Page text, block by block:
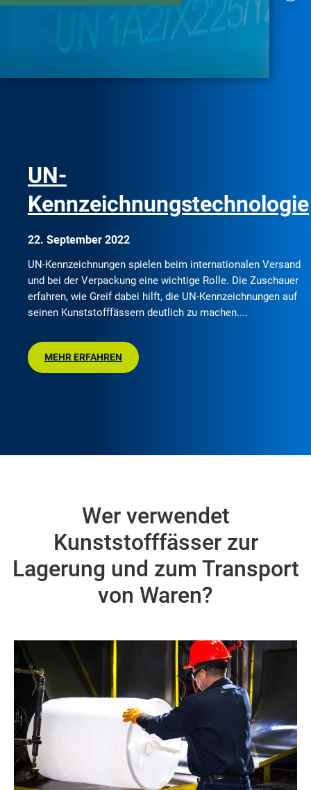
UN-
Kennzeichnungstechnologie
22. September 2022
UN-Kennzeichnungen spielen beim internationalen Versand
und bei der Verpackung eine wichtige Rolle. Die Zuschauer
erfahren, wie Greif dabei hilft, die UN-Kennzeichnungen auf
seinen Kunststofffässern deutlich zu machen.
MEHR ERFAHREN
Wer verwendet
Kunststofffässer zur
Lagerung und zum Transport
von Waren?